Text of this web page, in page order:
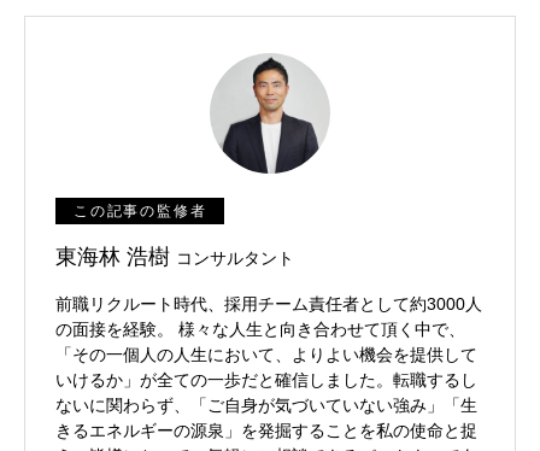
この記事の監修者
東海林 浩樹 コンサルタント
前職リクルート時代、採用チーム責任者として約3000人
の面接を経験。 様々な人生と向き合わせて頂く中で、
「その一個人の人生において、よりよい機会を提供して
いけるか」が全ての一歩だと確信しました。転職するし
ないに関わらず、「ご自身が気づいていない強み」「生
きるエネルギーの源泉」を発掘することを私の使命と捉